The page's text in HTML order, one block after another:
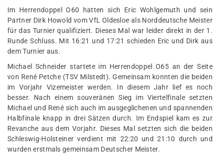
Im Herrendoppel O60 hatten sich Eric Wohlgemuth und sein
Partner Dirk Howold vom VfL Oldesloe als Norddeutsche Meister
für das Turnier qualifiziert. Dieses Mal war leider direkt in der 1.
Runde Schluss. Mit 16:21 und 17:21 schieden Eric und Dirk aus
dem Turnier aus.
Michael Schneider startete im Herrendoppel O65 an der Seite
von René Petche (TSV Milstedt). Gemeinsam konnten die beiden
im Vorjahr Vizemeister werden. In diesem Jahr lief es noch
besser. Nach einem souveränen Sieg im Viertelfinale setzten
Michael und René sich auch im ausgeglichenen und spannenden
Halbfinale knapp in drei Sätzen durch. Im Endspiel kam es zur
Revanche aus dem Vorjahr. Dieses Mal setzten sich die beiden
Schleswig-Holsteiner verdient mit 22:20 und 21:10 durch und
wurden erstmals gemeinsam Deutscher Meister.